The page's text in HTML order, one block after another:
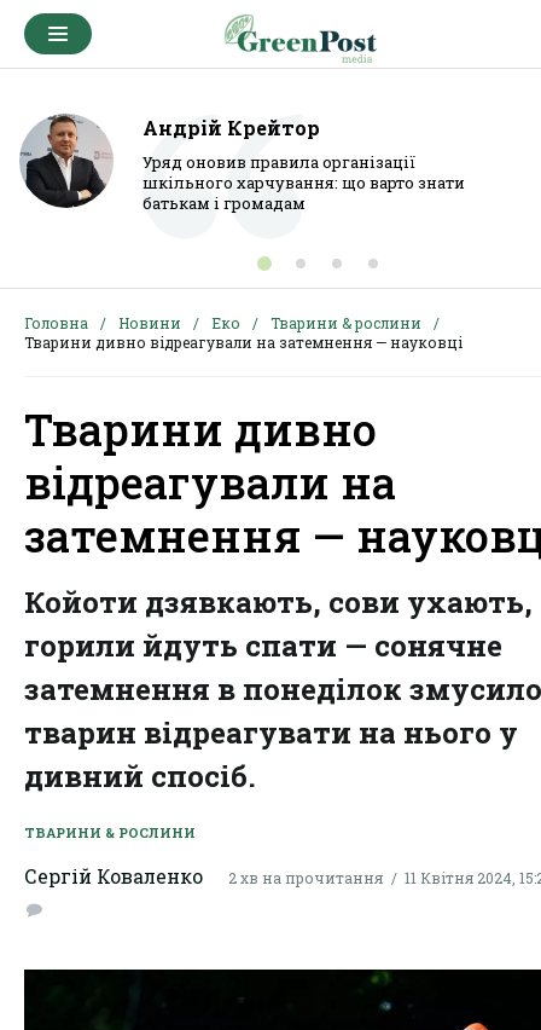
Андрій Крейтор
Уряд оновив правила організації
шкільного харчування: що варто знати
батькам і громадам
Головна Новини Еко
Тварини & рослини
Тварини дивно відреагували на затемнення — науковці
Тварини дивно
відреагували на
затемнення —
Койоти дзявкають, сови ухають,
горили йдуть спати — сонячне
затемнення в понеділок змусило
тварин відреагувати на нього у
дивний спосіб.
ТВАРИНИ & РОСЛИНИ
Сергій Коваленко 2 хв на прочитання 11 Квітня 2024,